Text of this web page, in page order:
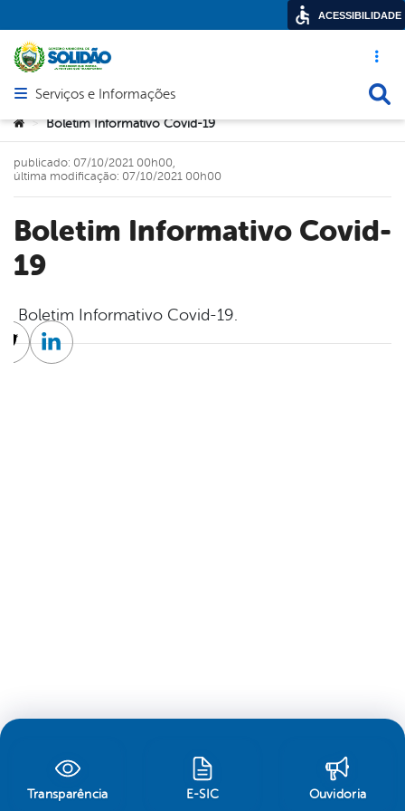
Acesso
Abrir menu principal de navegação
Serviços e Informações
Você está aqui:
> Boletim Informativo Covid-19
Boletim Informativo Covid-
19
publicado: 07/10/2021 00h00,
última modificação: 07/10/2021 00h00
Boletim Informativo Covid-19.
TwitterLinkedin
Transparência E-SIC Ouvidoria
ACESSIBILIDADE